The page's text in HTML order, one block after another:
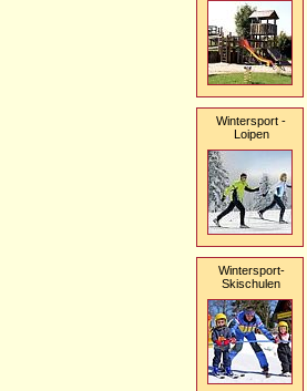
Wintersport -
Loipen
Wintersport-
Skischulen